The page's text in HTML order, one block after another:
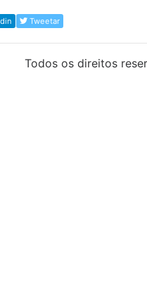
Tweetar
Todos os direitos